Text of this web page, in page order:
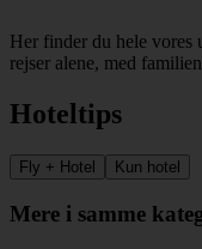
Her finder du hele vores
rejser alene, med
Hoteltips
Fly + Hotel Kun hotel
Mere i samme